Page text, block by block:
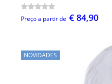
Preço a partir de € 84,90
NOVIDADES